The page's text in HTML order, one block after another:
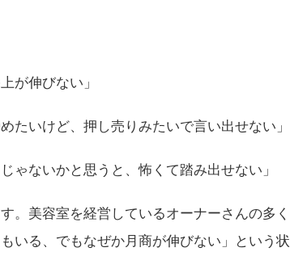
が伸びない」
たいけど、押し売りみたいで言い出せない」
ゃないかと思うと、怖くて踏み出せない」
。美容室を経営しているオーナーさんの多く
いる、でもなぜか月商が伸びない」という状